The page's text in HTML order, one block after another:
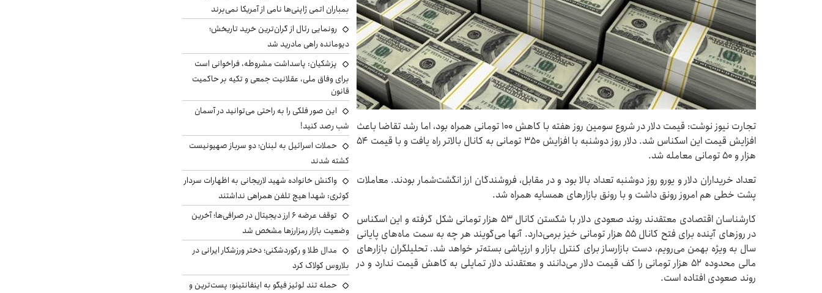
تجارت نیوز نوشت: قیمت دلار در شروع سومین روز هفته با کاهش ۱۰۰ تومانی همراه بود، اما رشد تقاضا باعث
افزایش قیمت این اسکناس شد. دلار روز دوشنبه با افزایش ۳۵۰ تومانی به کانال بالاتر راه یافت و با قیمت ۵۴
هزار و ۵۰ تومانی معامله شد.
تعداد خریداران دلار و یورو روز دوشنبه تعداد بالا بود و در مقابل، فروشندگان ارز انگشت‌شمار بودند. معاملات
پشت خطی هم امروز رونق داشت و با رونق بازارهای همسایه همراه شد.
کارشناسان اقتصادی معتقدند روند صعودی دلار با شکستن کانال ۵۳ هزار تومانی شکل گرفته و این اسکناس
در روزهای آینده برای فتح کانال ۵۵ هزار تومانی خیز برمی‌دارد. آنها می‌گویند هر چه به سمت ماه‌های پایانی
سال به ویژه بهمن می‌رویم، دست بازارساز برای کنترل بازار و ارزپاشی بسته‌تر خواهد شد. تحلیلگران بازارهای
مالی محدوده ۵۲ هزار تومانی را کف قیمت دلار می‌دانند و معتقدند دلار تمایلی به کاهش قیمت ندارد و در
روند صعودی افتاده است.
بمباران اتمی ژاپنی‌ها نامی از آمریکا نمی‌برند
رونمایی رئال از گران‌ترین خرید تاریخش؛
دیومانده راهی مادرید شد
پزشکیان: پاسداشت مشروطه، فراخوانی است
برای وفاق ملی، عقلانیت جمعی و تکیه بر حاکمیت
قانون
این صور فلکی را به راحتی می‌توانید در آسمان
شب رصد کنید!
حملات اسرائیل به لبنان؛ دو سرباز صهیونیست
کشته شدند
واکنش خانواده شهید لاریجانی به اظهارات سردار
کوثری: شهدا هیچ تلفن همراهی نداشتند
توقف عرضه ۶ ارز دیجیتال در صرافی‌ها؛ آخرین
وضعیت بازار رمزارزها مشخص شد
مدال طلا و رکوردشکنی؛ دختر ورزشکار ایرانی در
بلاروس کولاک کرد
حمله تند لوئیز فیگو به اینفانتینو: پست‌ترین و